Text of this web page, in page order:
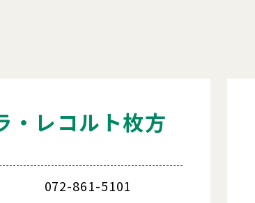
・レコルト枚方
072-861-5101